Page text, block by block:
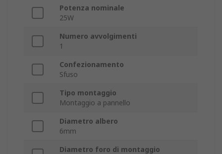
Potenza nominale
25W
Numero avvolgimenti
1
Confezionamento
Sfuso
Tipo montaggio
Montaggio a pannello
Diametro albero
6mm
Diametro foro di montaggio